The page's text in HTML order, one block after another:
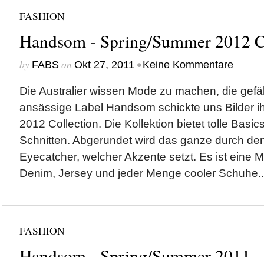
FASHION
Handsom - Spring/Summer 2012
by FABSon Okt 27, 2011 •Keine Kommentare
Die Australier wissen Mode zu machen, die
ansässige Label Handsom schickte uns Bilder
2012 Collection. Die Kollektion bietet tolle
Schnitten. Abgerundet wird das ganze durch
Eyecatcher, welcher Akzente setzt. Es ist eine
Denim, Jersey und jeder Menge cooler
FASHION